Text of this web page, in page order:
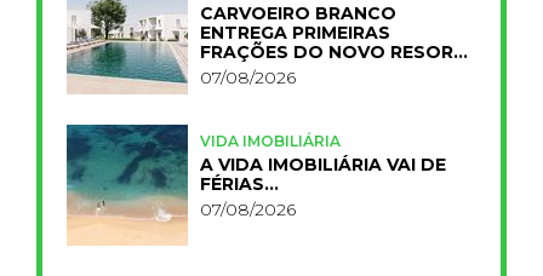
CARVOEIRO BRANCO
ENTREGA PRIMEIRAS
FRAÇÕES DO NOVO RESORT
PRIMELIFE
07/08/2026
VIDA IMOBILIÁRIA
A VIDA IMOBILIÁRIA VAI DE
FÉRIAS…
07/08/2026